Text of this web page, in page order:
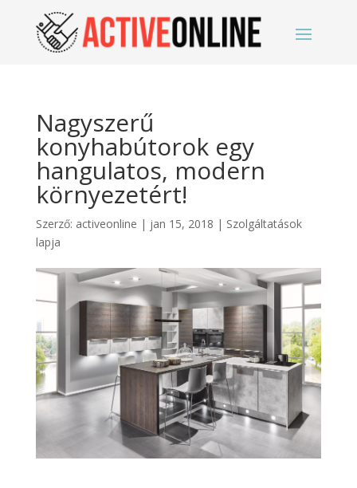
Nagyszerű
konyhabútorok egy
hangulatos, modern
környezetért!
Szerző: activeonline | jan 15, 2018 | Szolgáltatások
lapja